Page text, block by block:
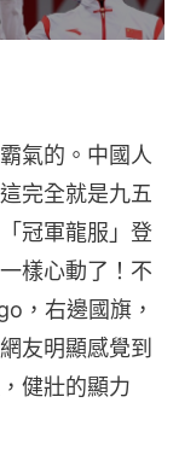
氣的。中國人
完全就是九五
冠軍龍服」登
樣心動了！不
，右邊國旗，
友明顯感覺到
健壯的顯力